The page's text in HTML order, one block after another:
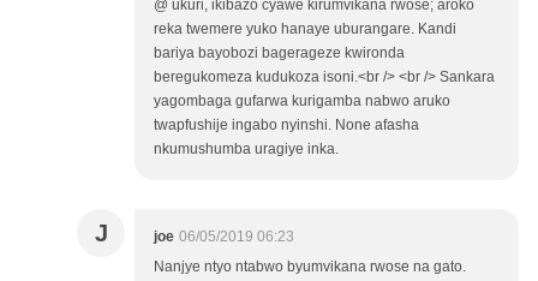
@ ukuri, ikibazo cyawe kirumvikana rwose; aroko
reka twemere yuko hanaye uburangare. Kandi
bariya bayobozi bagerageze kwironda
beregukomeza kudukoza isoni.<br /> <br /> Sankara
yagombaga gufarwa kurigamba nabwo aruko
twapfushije ingabo nyinshi. None afasha
nkumushumba uragiye inka.
J joe 06/05/2019 06:23
Nanjye ntyo ntabwo byumvikana rwose na gato.